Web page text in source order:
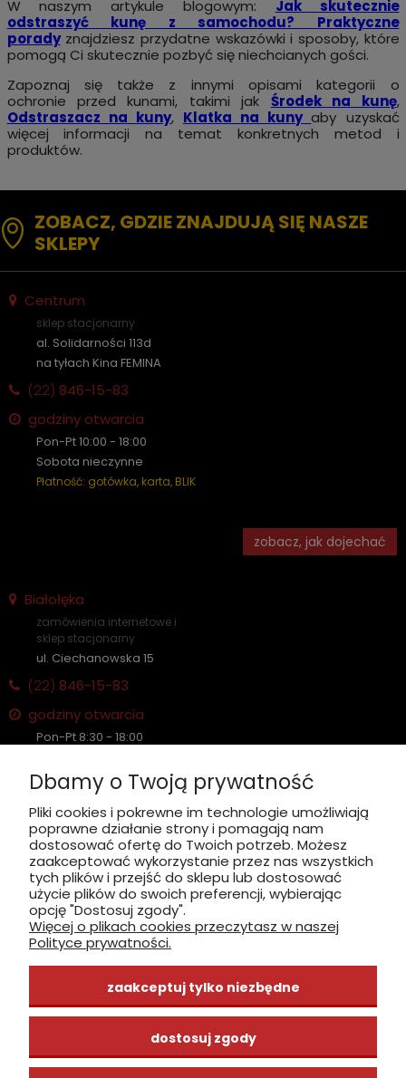
W naszym artykule blogowym: Jak skutecznie
odstraszyć kunę z samochodu? Praktyczne
poradyznajdziesz przydatne wskazówki i sposoby, które
pomogą Ci skutecznie pozbyć się niechcianych gości.
Zapoznaj się także z innymi opisami kategorii o
ochronie przed kunami, takimi jak Środek na kunę,
Odstraszacz na kuny, Klatka na kunyaby uzyskać
więcej informacji na temat konkretnych metod i
produktów.
ZOBACZ, GDZIE ZNAJDUJĄ SIĘ NASZE
SKLEPY
Centrum
sklep stacjonarny
al. Solidarności 113d
na tyłach Kina FEMINA
(22) 846-15-83
godziny otwarcia
Pon-Pt 10:00 - 18:00
Sobota nieczynne
Płatność: gotówka, karta, BLIK
zobacz, jak dojechać
Białołęka
zamówienia internetowe i
sklep stacjonarny
ul. Ciechanowska 15
(22) 846-15-83
godziny otwarcia
Pon-Pt 8:30 - 18:00
Płatność: gotówka, karta, BLIK
zobacz, jak dojechać
INFORMACJE
ZAKUPY
CENTRUM WIEDZY
Dbamy o Twoją prywatność
Pliki cookies i pokrewne im technologie umożliwiają
poprawne działanie strony i pomagają nam
dostosować ofertę do Twoich potrzeb. Możesz
zaakceptować wykorzystanie przez nas wszystkich
tych plików i przejść do sklepu lub dostosować
użycie plików do swoich preferencji, wybierając
opcję "Dostosuj zgody".
Więcej o plikach cookies przeczytasz w naszej
Polityce prywatności.
zaakceptuj tylko niezbędne
dostosuj zgody